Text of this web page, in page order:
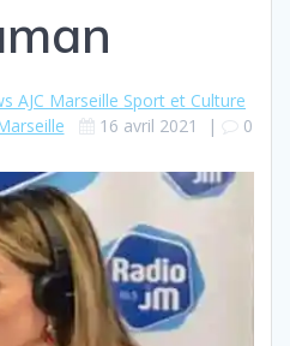
AJC Marseille Sport et Culture
16 avril 2021 | 0